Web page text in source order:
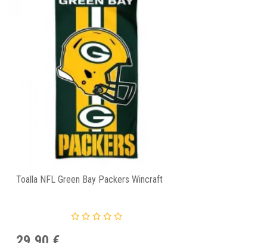
Toalla NFL Green Bay Packers Wincraft